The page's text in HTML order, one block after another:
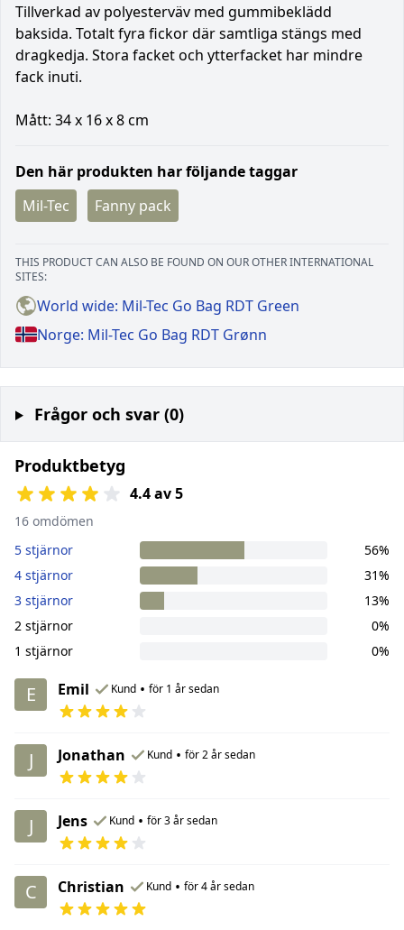
Tillverkad av polyesterväv med gummibeklädd
baksida. Totalt fyra fickor där samtliga stängs med
dragkedja. Stora facket och ytterfacket har mindre
fack inuti.
Mått: 34 x 16 x 8 cm
Den här produkten har följande taggar
Mil-Tec
Fanny pack
THIS PRODUCT CAN ALSO BE FOUND ON OUR OTHER INTERNATIONAL
SITES:
World wide: Mil-Tec Go Bag RDT Green
Norge: Mil-Tec Go Bag RDT Grønn
Frågor och svar (0)
Produktbetyg
4.4 av 5
16 omdömen
5 stjärnor
56%
4 stjärnor
31%
3 stjärnor
13%
2 stjärnor
0%
1 stjärnor
0%
E Emil Kund • för 1 år sedan
J Jonathan Kund • för 2 år sedan
J Jens Kund • för 3 år sedan
C Christian Kund • för 4 år sedan